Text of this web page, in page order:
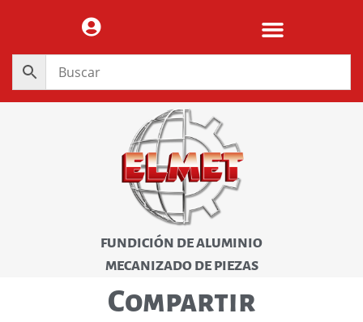
FUNDICIÓN DE ALUMINIO
MECANIZADO DE PIEZAS
Compartir